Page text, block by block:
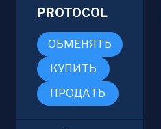
PROTOCOL
ОБМЕНЯТЬ
КУПИТЬ
ПРОДАТЬ